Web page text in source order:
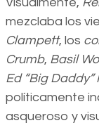
mezclaba los
Clampett, los
Crumb, Basil
Ed “Big Daddy”
políticamente
asqueroso y